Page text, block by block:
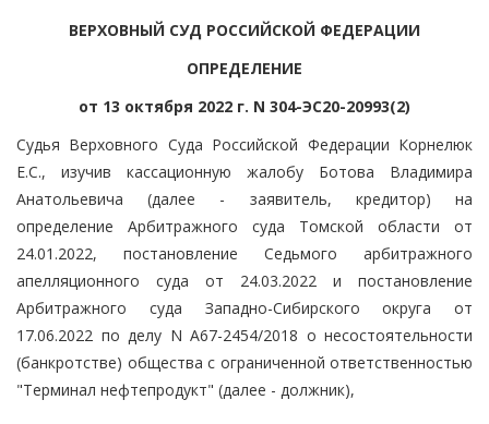
ВЕРХОВНЫЙ СУД РОССИЙСКОЙ ФЕДЕРАЦИИ
ОПРЕДЕЛЕНИЕ
от 13 октября 2022 г. N 304-ЭС20-20993(2)
Судья Верховного Суда Российской Федерации Корнелюк
Е.С., изучив кассационную жалобу Ботова Владимира
Анатольевича (далее - заявитель, кредитор) на
определение Арбитражного суда Томской области от
24.01.2022, постановление Седьмого арбитражного
апелляционного суда от 24.03.2022 и постановление
Арбитражного суда Западно-Сибирского округа от
17.06.2022 по делу N А67-2454/2018 о несостоятельности
(банкротстве) общества с ограниченной ответственностью
"Терминал нефтепродукт" (далее - должник),